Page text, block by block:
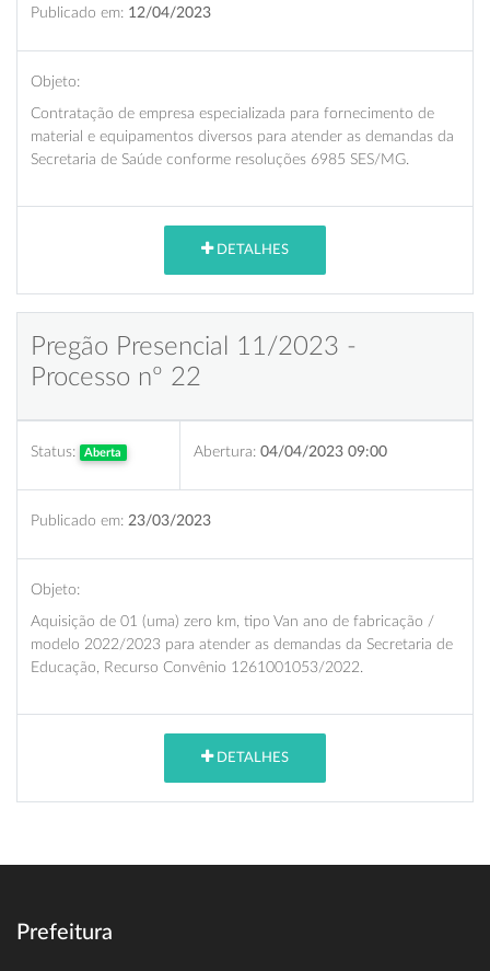
Publicado em: 12/04/2023
Objeto:
Contratação de empresa especializada para fornecimento de
material e equipamentos diversos para atender as demandas da
Secretaria de Saúde conforme resoluções 6985 SES/MG.
DETALHES
Pregão Presencial 11/2023 -
Processo nº 22
Status: Aberta Abertura: 04/04/2023 09:00
Publicado em: 23/03/2023
Objeto:
Aquisição de 01 (uma) zero km, tipo Van ano de fabricação /
modelo 2022/2023 para atender as demandas da Secretaria de
Educação, Recurso Convênio 1261001053/2022.
DETALHES
Prefeitura